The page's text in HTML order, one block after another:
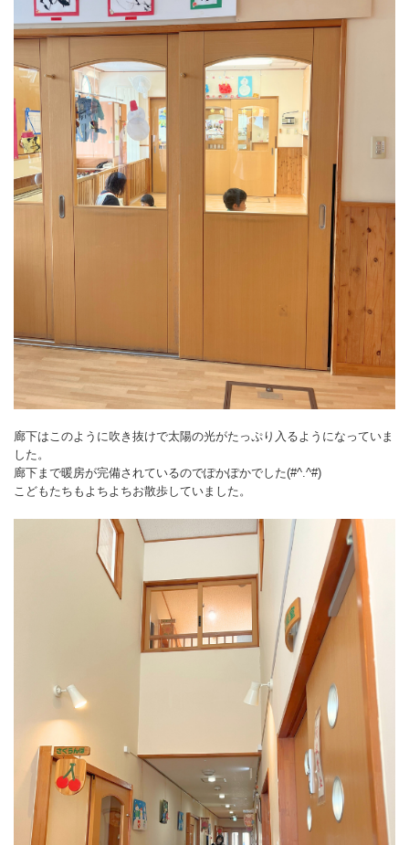
廊下はこのように吹き抜けで太陽の光がたっぷり入るようになっていま
した。
廊下まで暖房が完備されているのでぽかぽかでした(#^.^#)
こどもたちもよちよちお散歩していました。